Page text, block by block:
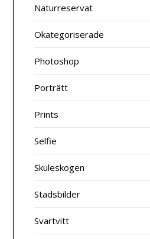
Naturreservat
Okategoriserade
Photoshop
Porträtt
Prints
Selfie
Skuleskogen
Stadsbilder
Svartvitt